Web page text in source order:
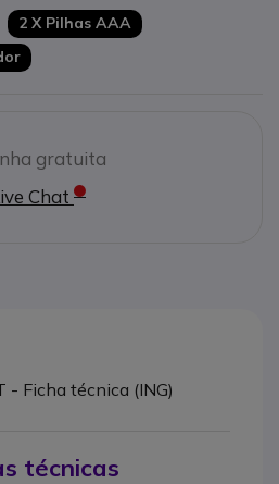
2 X Pilhas AAA
gratuita
Chat
Ficha técnica (ING)
técnicas